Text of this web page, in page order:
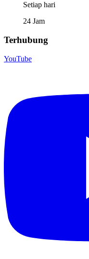
Setiap hari
24 Jam
Terhubung
YouTube